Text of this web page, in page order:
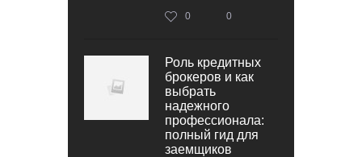
0 0
Роль кредитных
брокеров и как
выбрать
надежного
профессионала:
полный гид для
заемщиков